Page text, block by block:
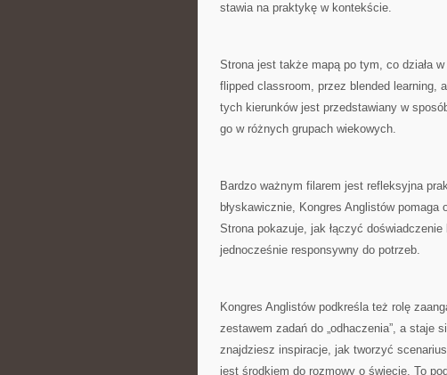
stawia na praktykę w kontekście.
Strona jest także mapą po tym, co działa
flipped classroom, przez blended learning,
tych kierunków jest przedstawiany w
go w różnych grupach wiekowych.
Bardzo ważnym filarem jest refleksyjna
błyskawicznie, Kongres Anglistów
Strona pokazuje, jak łączyć
jednocześnie responsywny do potrzeb.
Kongres Anglistów podkreśla też rolę
zestawem zadań do „odhaczenia”, a staje
znajdziesz inspiracje, jak tworzyć
jest środkiem do rozmowy o świecie. To